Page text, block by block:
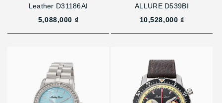
Leather D31186AI
5,088,000 ₫
ALLURE D539BI
10,528,000 ₫